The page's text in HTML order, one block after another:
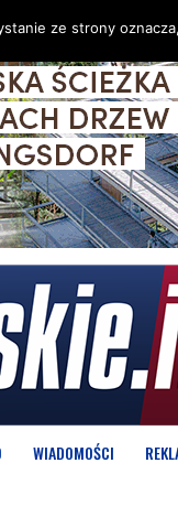
WIADOMOŚCI
ze strony